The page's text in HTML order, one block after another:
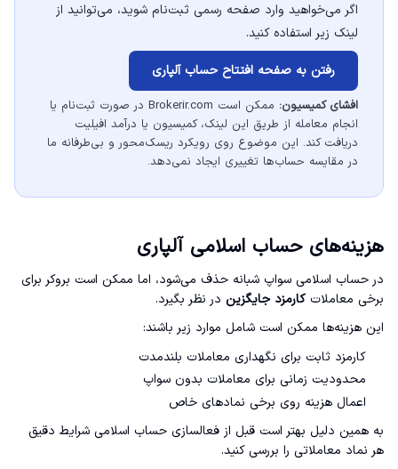
اگر می‌خواهید وارد صفحه رسمی ثبت‌نام شوید، می‌توانید از
لینک زیر استفاده کنید.
رفتن به صفحه افتتاح حساب آلپاری
افشای کمیسیون:
ممکن است Brokerir.com در صورت ثبت‌نام یا
انجام معامله از طریق این لینک، کمیسیون یا درآمد افیلیت
دریافت کند. این موضوع روی رویکرد ریسک‌محور و بی‌طرفانه ما
در مقایسه حساب‌ها تغییری ایجاد نمی‌دهد.
هزینه‌های حساب اسلامی آلپاری
در حساب اسلامی سواپ شبانه حذف می‌شود، اما ممکن است بروکر برای
برخی معاملات کارمزد جایگزین در نظر بگیرد.
این هزینه‌ها ممکن است شامل موارد زیر باشند:
کارمزد ثابت برای نگهداری معاملات بلندمدت
محدودیت زمانی برای معاملات بدون سواپ
اعمال هزینه روی برخی نمادهای خاص
به همین دلیل بهتر است قبل از فعالسازی حساب اسلامی شرایط دقیق
هر نماد معاملاتی را بررسی کنید.